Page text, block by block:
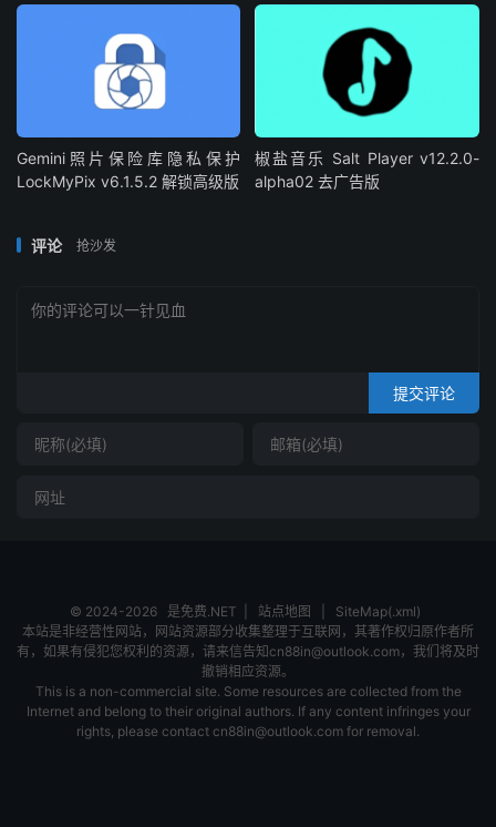
Gemini照片保险库隐私保护
LockMyPix v6.1.5.2 解锁高级版
椒盐音乐 Salt Player v12.2.0-
alpha02 去广告版
评论 抢沙发
提交评论
© 2024-2026 是免费.NET 站点地图
SiteMap(.xml)
本站是非经营性网站，网站资源部分收集整理于互联网，其著作权归原作者所
有，如果有侵犯您权利的资源，请来信告知cn88in@outlook.com，我们将及时
撤销相应资源。
This is a non-commercial site. Some resources are collected from the
Internet and belong to their original authors. If any content infringes your
rights, please contact cn88in@outlook.com for removal.